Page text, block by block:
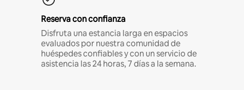
Reserva con confianza
Disfruta una estancia larga en espacios
evaluados por nuestra comunidad de
huéspedes confiables y con un servicio de
asistencia las 24 horas, 7 días a la semana.